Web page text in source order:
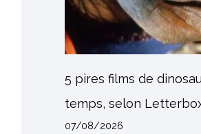
5 pires films de
temps, selon
07/08/2026